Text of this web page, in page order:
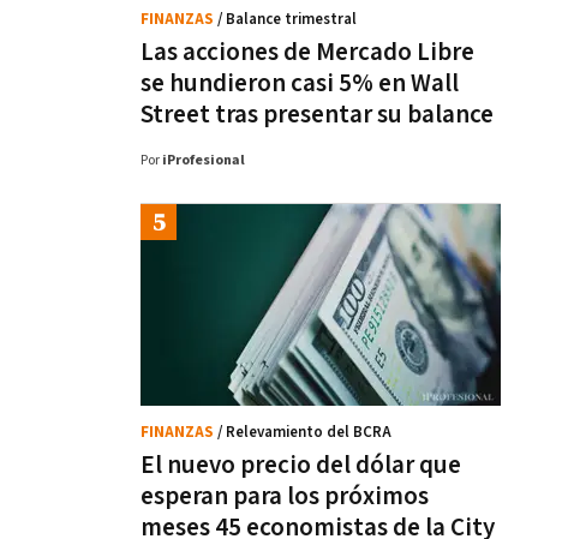
Las acciones de Mercado Libre
se hundieron casi 5% en Wall
Street tras presentar su balance
FINANZAS / Balance trimestral
Por iProfesional
El nuevo precio del dólar que
esperan para los próximos
meses 45 economistas de la City
FINANZAS / Relevamiento del BCRA